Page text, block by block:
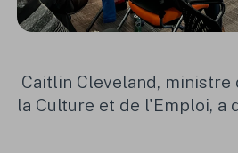
Caitlin Cleveland, ministre
la Culture et de l'Emploi, a